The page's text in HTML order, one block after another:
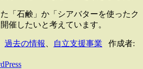
「石鹸」か「シアバターを使ったク
催したいと考えています。
過去の情報 自立支援事業 作成者: